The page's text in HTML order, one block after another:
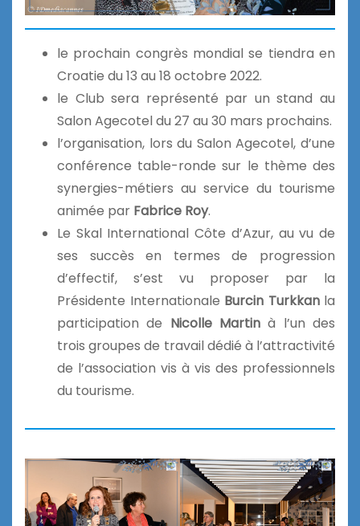
le prochain congrès mondial se tiendra en
Croatie du 13 au 18 octobre 2022.
le Club sera représenté par un stand au
Salon Agecotel du 27 au 30 mars prochains.
l’organisation, lors du Salon Agecotel, d’une
conférence table-ronde sur le thème des
synergies-métiers au service du tourisme
animée par Fabrice Roy.
Le Skal International Côte d’Azur, au vu de
ses succès en termes de progression
d’effectif, s’est vu proposer par la
Présidente Internationale Burcin Turkkanla
participation de Nicolle Martin à l’un des
trois groupes de travail dédié à l’attractivité
de l’association vis à vis des professionnels
du tourisme.